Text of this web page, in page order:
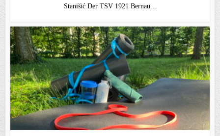
Stanišić Der TSV 1921 Bernau...